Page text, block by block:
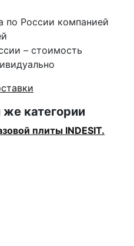
по России компанией
– стоимость
категории
плиты INDESIT.